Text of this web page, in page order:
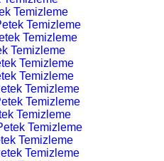
Temizleme
Temizleme
Temizleme
Temizleme
Temizleme
Temizleme
Temizleme
Temizleme
Temizleme
Temizleme
Temizleme
Temizleme